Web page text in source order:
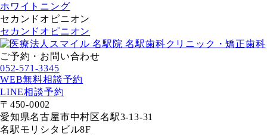
ホワイトニング
セカンドオピニオン
セカンドオピニオン
ご予約・お問い合わせ
052-571-3345
WEB無料相談予約
LINE相談予約
〒450-0002
愛知県名古屋市中村区名駅3-13-31
名駅モリシタビル8F